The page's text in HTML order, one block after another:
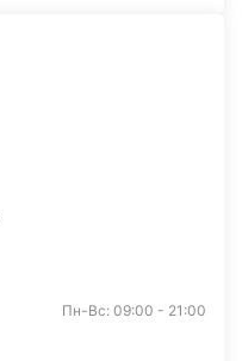
Пн-Вс: 09:00 - 21:00